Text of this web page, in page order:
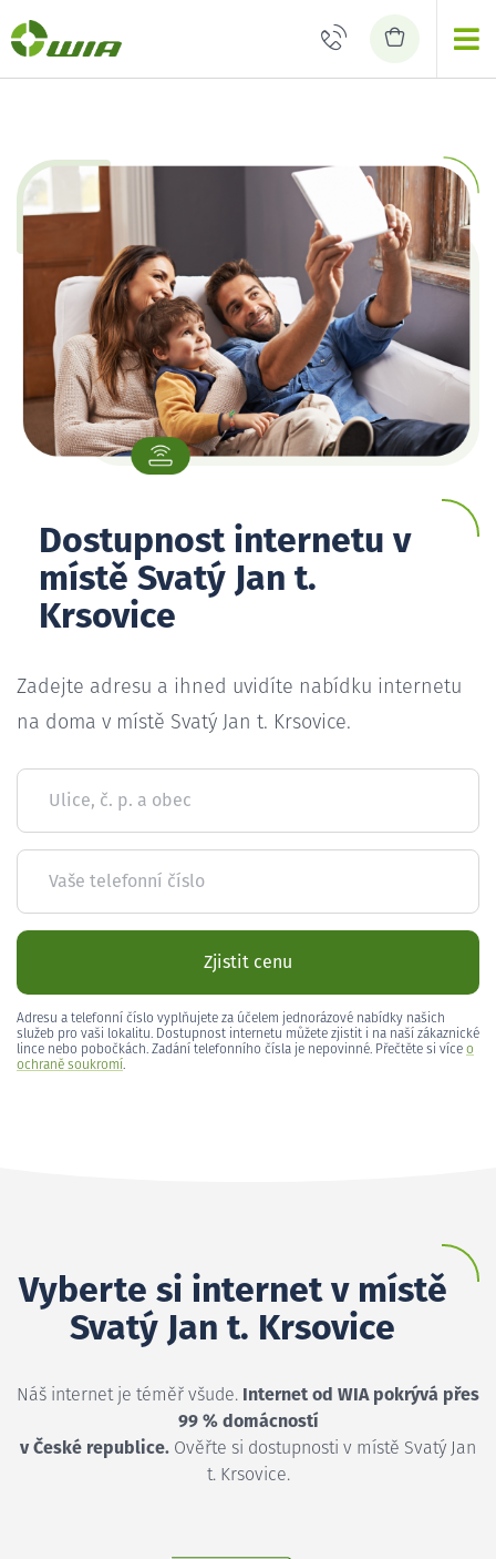
Dostupnost internetu v
místě Svatý Jan t.
Krsovice
Zadejte adresu a ihned uvidíte nabídku internetu
na doma v místě Svatý Jan t. Krsovice.
Ulice, č. p. a obec
Vaše telefonní číslo
Zjistit cenu
Adresu a telefonní číslo vyplňujete za účelem jednorázové nabídky našich
služeb pro vaši lokalitu. Dostupnost internetu můžete zjistit i na naší zákaznické
lince nebo pobočkách. Zadání telefonního čísla je nepovinné. Přečtěte si více o
ochraně soukromí.
Vyberte si internet v místě
Svatý Jan t. Krsovice
Náš internet je téměř všude. Internet od WIA pokrývá přes
99 % domácností
v České republice. Ověřte si dostupnosti v místě Svatý Jan
t. Krsovice.